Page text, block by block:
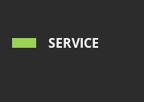
SERVICE